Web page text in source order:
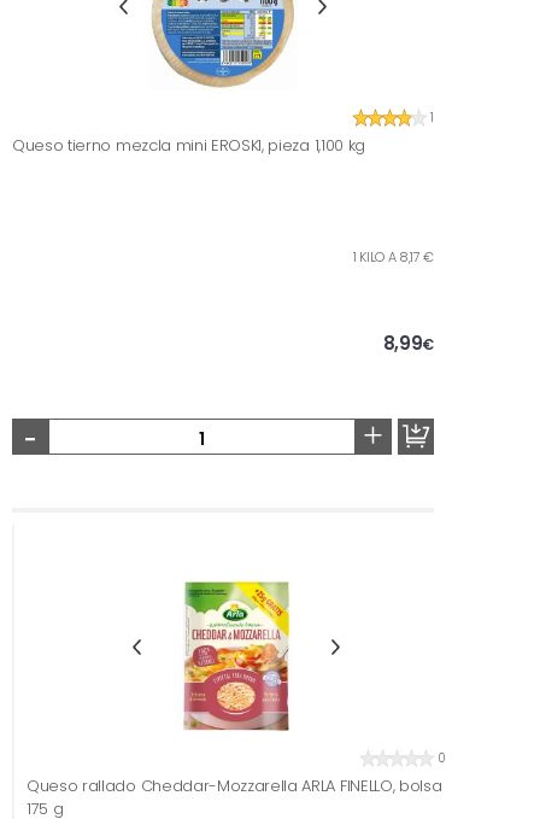
1
Queso tierno mezcla mini EROSKI, pieza 1,100 kg
1 KILO A 8,17 €
8,99€
- +
0
Queso rallado Cheddar-Mozzarella ARLA FINELLO, bolsa
175 g